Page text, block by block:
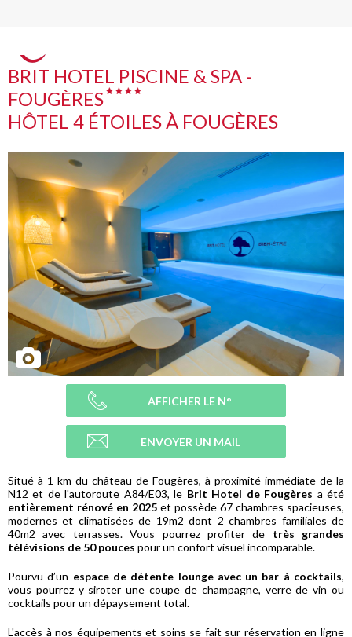
BRIT HOTEL PISCINE & SPA -
FOUGÈRES
HÔTEL 4 ÉTOILES À FOUGÈRES
AFFICHER LE N°
ENVOYER UN MAIL
Situé à 1 km du château de Fougères, à proximité immédiate de la
N12 et de l'autoroute A84/E03, le Brit Hotel de Fougères a été
entièrement rénové en 2025 et possède 67 chambres spacieuses,
modernes et climatisées de 19m2 dont 2 chambres familiales de
40m2 avec terrasses. Vous pourrez profiter de très grandes
télévisions de 50 pouces pour un confort visuel incomparable.
Pourvu d’un espace de détente lounge avec un bar à cocktails,
vous pourrez y siroter une coupe de champagne, verre de vin ou
cocktails pour un dépaysement total.
L'accès à nos équipements et soins se fait sur réservation en ligne